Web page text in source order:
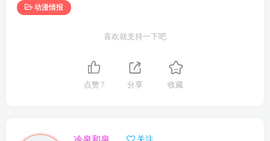
动漫情报
喜欢就支持一下吧
点赞 7 分享 收藏